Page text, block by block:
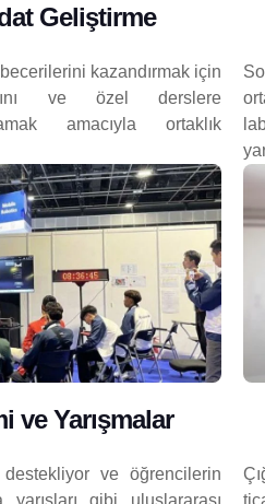
Geliştirme
kazandırmak için
ve özel derslere
amacıyla ortaklık
ve Yarışmalar
ve öğrencilerin
gibi uluslararası